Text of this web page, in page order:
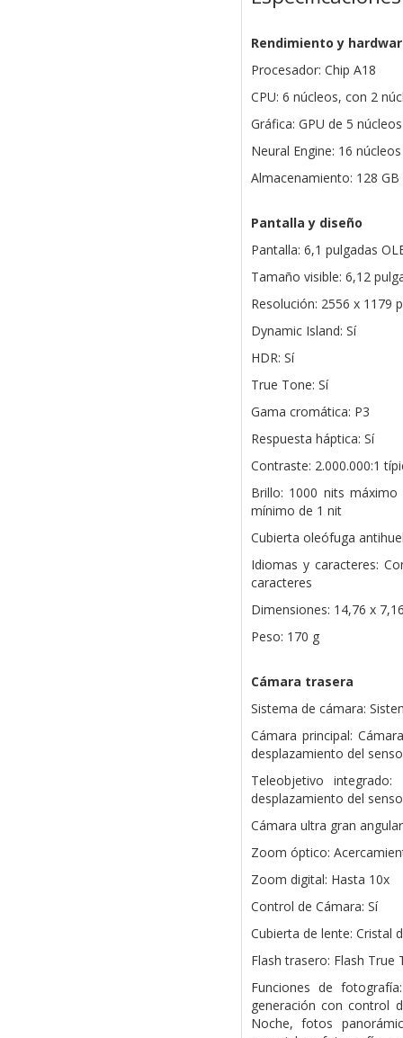
Rendimiento y
Procesador: Chip A18
CPU: 6 núcleos, con 2
Gráfica: GPU de 5 núcleos
Neural Engine: 16 núcleos
Almacenamiento: 128 GB
Pantalla y diseño
Pantalla: 6,1 pulgadas
Tamaño visible: 6,12
Resolución: 2556 x 1179
Dynamic Island: Sí
HDR: Sí
True Tone: Sí
Gama cromática: P3
Respuesta háptica: Sí
Contraste: 2.000.000:1
Brillo: 1000 nits
mínimo de 1 nit
Cubierta oleófuga
Idiomas y caracteres:
caracteres
Dimensiones: 14,76 x
Peso: 170 g
Cámara trasera
Sistema de cámara:
Cámara principal:
desplazamiento del
Teleobjetivo
desplazamiento del
Cámara ultra gran
Zoom óptico:
Zoom digital: Hasta 10x
Control de Cámara: Sí
Cubierta de lente: Cristal
Flash trasero: Flash True
Funciones de
generación con control
Noche, fotos